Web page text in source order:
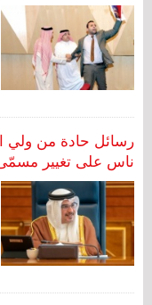
رسائل حادة من ولي
ناس على تغيير مسمّى